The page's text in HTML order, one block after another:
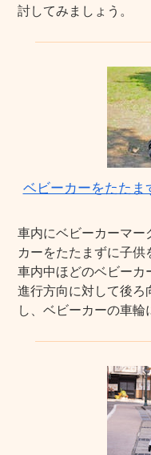
討してみましょう。
ベビーカーをたたま
車内にベビーカーマー
カーをたたまずに子供
車内中ほどのベビーカ
進行方向に対して後ろ
し、ベビーカーの車輪